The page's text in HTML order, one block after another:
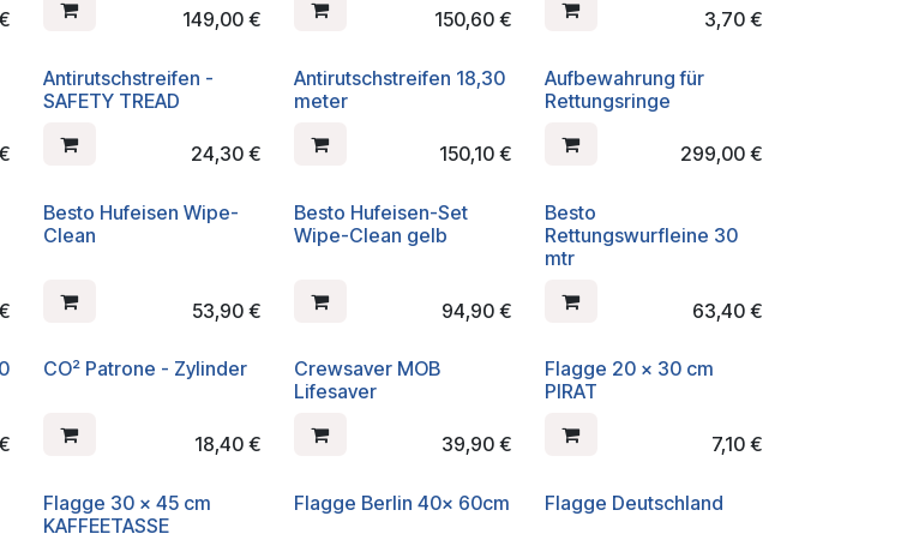
149,00€ 150,60€ 3,70€
Antirutschstreifen -
SAFETY TREAD
24,30€
Antirutschstreifen 18,30
meter
150,10€
Aufbewahrung für
Rettungsringe
299,00€
Besto Hufeisen Wipe-
Clean
53,90€
Besto Hufeisen-Set
Wipe-Clean gelb
94,90€
Besto
Rettungswurfleine 30
mtr
63,40€
CO² Patrone - Zylinder
18,40€
Crewsaver MOB
Lifesaver
39,90€
Flagge 20 x 30 cm
PIRAT
7,10€
Flagge 30 x 45 cm
KAFFEETASSE
Flagge Berlin 40x 60cm Flagge Deutschland